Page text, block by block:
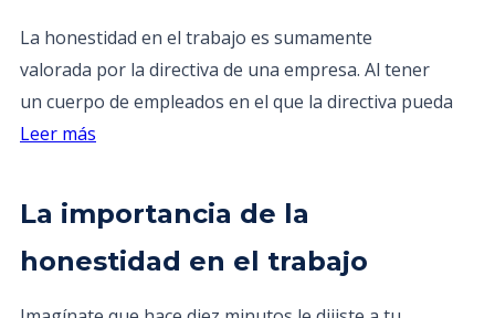
La honestidad en el trabajo es sumamente
valorada por la directiva de una empresa. Al tener
un cuerpo de empleados en el que la directiva pueda
Leer más
La importancia de la
honestidad en el trabajo